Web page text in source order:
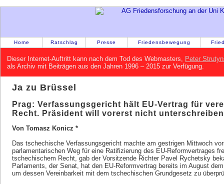
Home Ratschlag Presse Friedensbewegung
Dieser Internet-Auftritt kann nach dem Tod des Webmasters, Peter
als Archiv mit Beiträgen aus den Jahren 1996 – 2015 zur Verfügung.
Ja zu Brüssel
Prag: Verfassungsgericht hält EU-Vertrag für
Recht. Präsident will vorerst nicht unterschreiben
Von Tomasz Konicz *
Das tschechische Verfassungsgericht machte am gestrigen Mittwoch
parlamentarischen Weg für eine Ratifizierung des EU-Reformvertrages
tschechischem Recht, gab der Vorsitzende Richter Pavel Rychetsky
Parlaments, der Senat, hat den EU-Reformvertrag bereits im August
um dessen Vereinbarkeit mit dem tschechischen Grundgesetz zu